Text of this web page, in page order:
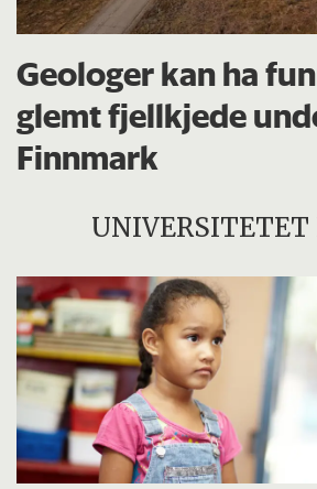
Geologer kan ha
glemt fjellkjede
Finnmark
UNIVERSITETET